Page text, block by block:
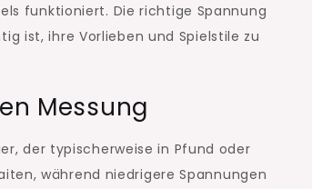
funktioniert. Die richtige Spannung
ist, ihre Vorlieben und Spielstile zu
Messung
der typischerweise in Pfund oder
während niedrigere Spannungen